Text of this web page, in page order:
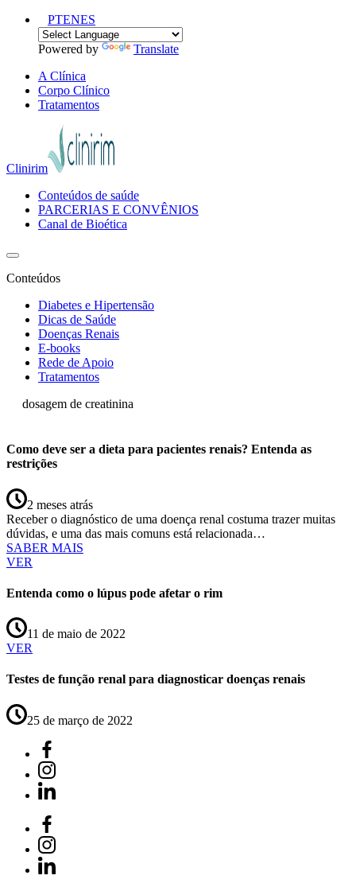
PTENES
Powered by
Translate
A Clínica
Corpo Clínico
Tratamentos
Clinirim
Conteúdos de saúde
PARCERIAS E CONVÊNIOS
Canal de Bioética
Conteúdos
Diabetes e Hipertensão
Dicas de Saúde
Doenças Renais
E-books
Rede de Apoio
Tratamentos
dosagem de creatinina
Como deve ser a dieta para pacientes renais? Entenda as
restrições
2 meses atrás
Receber o diagnóstico de uma doença renal costuma trazer muitas
dúvidas, e uma das mais comuns está relacionada…
SABER MAIS
VER
Entenda como o lúpus pode afetar o rim
11 de maio de 2022
VER
Testes de função renal para diagnosticar doenças renais
25 de março de 2022